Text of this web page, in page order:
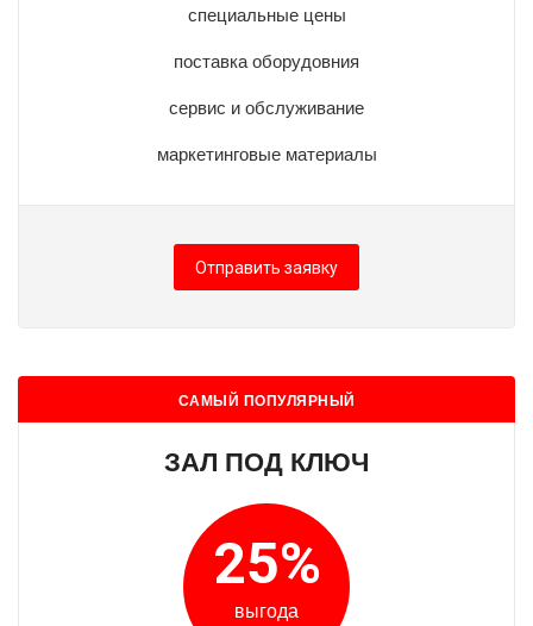
специальные цены
поставка оборудовния
сервис и обслуживание
маркетинговые материалы
Отправить заявку
САМЫЙ ПОПУЛЯРНЫЙ
ЗАЛ ПОД КЛЮЧ
25%
выгода